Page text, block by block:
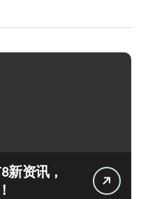
新资讯，